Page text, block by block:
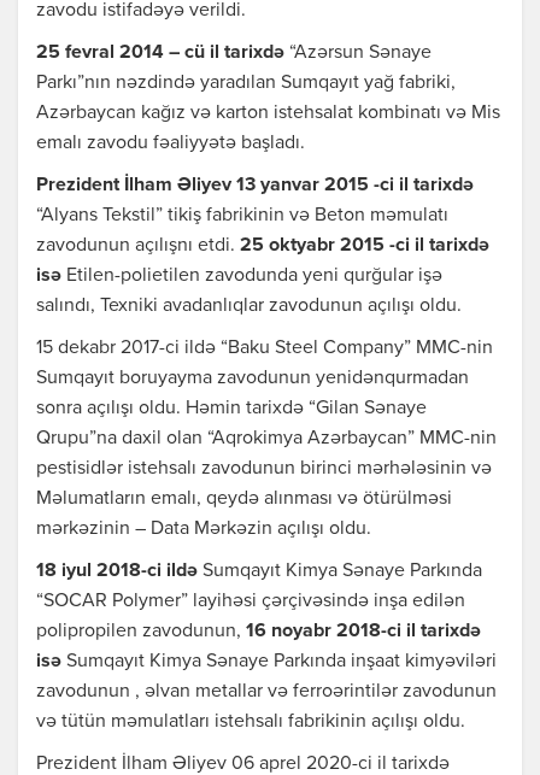
zavodu istifadəyə verildi.
25 fevral 2014 – cü il tarixdə “Azərsun Sənaye
Parkı”nın nəzdində yaradılan Sumqayıt yağ fabriki,
Azərbaycan kağız və karton istehsalat kombinatı və Mis
emalı zavodu fəaliyyətə başladı.
Prezident İlham Əliyev 13 yanvar 2015 -ci il tarixdə
“Alyans Tekstil” tikiş fabrikinin və Beton məmulatı
zavodunun açılışnı etdi. 25 oktyabr 2015 -ci il tarixdə
isə Etilen-polietilen zavodunda yeni qurğular işə
salındı, Texniki avadanlıqlar zavodunun açılışı oldu.
15 dekabr 2017-ci ildə “Baku Steel Company” MMC-nin
Sumqayıt boruyayma zavodunun yenidənqurmadan
sonra açılışı oldu. Həmin tarixdə “Gilan Sənaye
Qrupu”na daxil olan “Aqrokimya Azərbaycan” MMC-nin
pestisidlər istehsalı zavodunun birinci mərhələsinin və
Məlumatların emalı, qeydə alınması və ötürülməsi
mərkəzinin – Data Mərkəzin açılışı oldu.
18 iyul 2018-ci ildə Sumqayıt Kimya Sənaye Parkında
“SOCAR Polymer” layihəsi çərçivəsində inşa edilən
polipropilen zavodunun, 16 noyabr 2018-ci il tarixdə
isə Sumqayıt Kimya Sənaye Parkında inşaat kimyəviləri
zavodunun , əlvan metallar və ferroərintilər zavodunun
və tütün məmulatları istehsalı fabrikinin açılışı oldu.
Prezident İlham Əliyev 06 aprel 2020-ci il tarixdə